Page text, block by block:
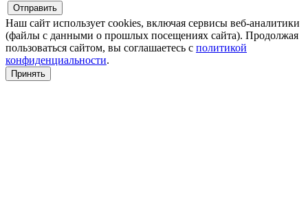
Наш сайт использует cookies, включая сервисы веб-аналитики
(файлы с данными о прошлых посещениях сайта). Продолжая
пользоваться сайтом, вы соглашаетесь с политикой
конфиденциальности.
Принять